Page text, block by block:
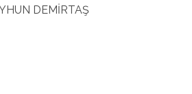
DEMİRTAŞ